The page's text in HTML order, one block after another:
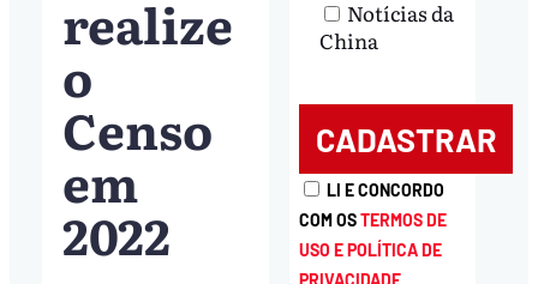
realize
o
Censo
em
2022
Notícias da
China
LI E CONCORDO
COM OSTERMOS DE
USO E POLÍTICA DE